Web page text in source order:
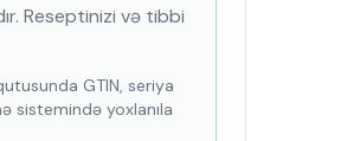
Reseptinizi və tibbi
GTIN, seriya
sistemində yoxlanıla